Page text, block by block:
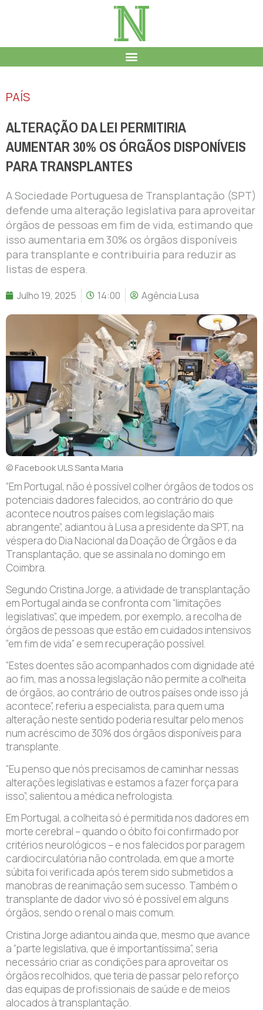
PAÍS
ALTERAÇÃO DA LEI PERMITIRIA
AUMENTAR 30% OS ÓRGÃOS DISPONÍVEIS
PARA TRANSPLANTES
A Sociedade Portuguesa de Transplantação (SPT)
defende uma alteração legislativa para aproveitar
órgãos de pessoas em fim de vida, estimando que
isso aumentaria em 30% os órgãos disponíveis
para transplante e contribuiria para reduzir as
listas de espera.
Julho 19, 2025 14:00 Agência Lusa
© Facebook ULS Santa Maria
“Em Portugal, não é possível colher órgãos de todos os
potenciais dadores falecidos, ao contrário do que
acontece noutros países com legislação mais
abrangente”, adiantou à Lusa a presidente da SPT, na
véspera do Dia Nacional da Doação de Órgãos e da
Transplantação, que se assinala no domingo em
Coimbra.
Segundo Cristina Jorge, a atividade de transplantação
em Portugal ainda se confronta com “limitações
legislativas”, que impedem, por exemplo, a recolha de
órgãos de pessoas que estão em cuidados intensivos
“em fim de vida” e sem recuperação possível.
“Estes doentes são acompanhados com dignidade até
ao fim, mas a nossa legislação não permite a colheita
de órgãos, ao contrário de outros países onde isso já
acontece”, referiu a especialista, para quem uma
alteração neste sentido poderia resultar pelo menos
num acréscimo de 30% dos órgãos disponíveis para
transplante.
“Eu penso que nós precisamos de caminhar nessas
alterações legislativas e estamos a fazer força para
isso”, salientou a médica nefrologista.
Em Portugal, a colheita só é permitida nos dadores em
morte cerebral – quando o óbito foi confirmado por
critérios neurológicos – e nos falecidos por paragem
cardiocirculatória não controlada, em que a morte
súbita foi verificada após terem sido submetidos a
manobras de reanimação sem sucesso. Também o
transplante de dador vivo só é possível em alguns
órgãos, sendo o renal o mais comum.
Cristina Jorge adiantou ainda que, mesmo que avance
a “parte legislativa, que é importantíssima”, seria
necessário criar as condições para aproveitar os
órgãos recolhidos, que teria de passar pelo reforço
das equipas de profissionais de saúde e de meios
alocados à transplantação.